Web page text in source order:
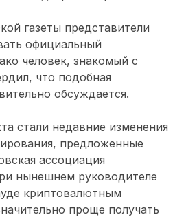
газеты представители
официальный
человек, знакомый с
что подобная
обсуждается.
стали недавние изменения
предложенные
ассоциация
нынешнем руководителе
криптовалютным
проще получать